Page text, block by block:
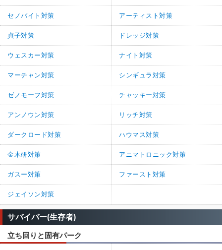
セノバイト対策 アーティスト対策
貞子対策 ドレッジ対策
ウェスカー対策 ナイト対策
マーチャン対策 シンギュラ対策
ゼノモーフ対策 チャッキー対策
アンノウン対策 リッチ対策
ダークロード対策 ハウマス対策
金木研対策 アニマトロニック対策
ガスー対策 ファースト対策
ジェイソン対策
サバイバー(生存者)
立ち回りと固有パーク